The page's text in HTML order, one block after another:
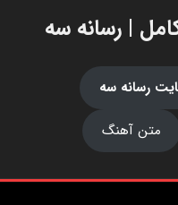
| رسانه سه
رسانه سه
متن آهنگ